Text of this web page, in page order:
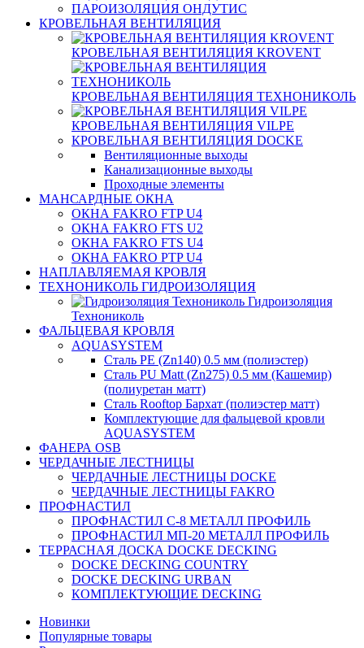
ПАРОИЗОЛЯЦИЯ ОНДУТИС
КРОВЕЛЬНАЯ ВЕНТИЛЯЦИЯ
КРОВЕЛЬНАЯ ВЕНТИЛЯЦИЯ KROVENT
КРОВЕЛЬНАЯ ВЕНТИЛЯЦИЯ ТЕХНОНИКОЛЬ
КРОВЕЛЬНАЯ ВЕНТИЛЯЦИЯ VILPE
КРОВЕЛЬНАЯ ВЕНТИЛЯЦИЯ DOCKE
Вентиляционные выходы
Канализационные выходы
Проходные элементы
МАНСАРДНЫЕ ОКНА
ОКНА FAKRO FTP U4
ОКНА FAKRO FTS U2
ОКНА FAKRO FTS U4
ОКНА FAKRO PTP U4
НАПЛАВЛЯЕМАЯ КРОВЛЯ
ТЕХНОНИКОЛЬ ГИДРОИЗОЛЯЦИЯ
Гидроизоляция
Технониколь
ФАЛЬЦЕВАЯ КРОВЛЯ
AQUASYSTEM
Сталь PE (Zn140) 0.5 мм (полиэстер)
Сталь PU Matt (Zn275) 0.5 мм (Кашемир)
(полиуретан матт)
Сталь Rooftop Бархат (полиэстер матт)
Комплектующие для фальцевой кровли
AQUASYSTEM
ФАНЕРА OSB
ЧЕРДАЧНЫЕ ЛЕСТНИЦЫ
ЧЕРДАЧНЫЕ ЛЕСТНИЦЫ DOCKE
ЧЕРДАЧНЫЕ ЛЕСТНИЦЫ FAKRO
ПРОФНАСТИЛ
ПРОФНАСТИЛ C-8 МЕТАЛЛ ПРОФИЛЬ
ПРОФНАСТИЛ МП-20 МЕТАЛЛ ПРОФИЛЬ
ТЕРРАСНАЯ ДОСКА DOCKE DECKING
DOCKE DECKING COUNTRY
DOCKE DECKING URBAN
КОМПЛЕКТУЮЩИЕ DECKING
Новинки
Популярные товары